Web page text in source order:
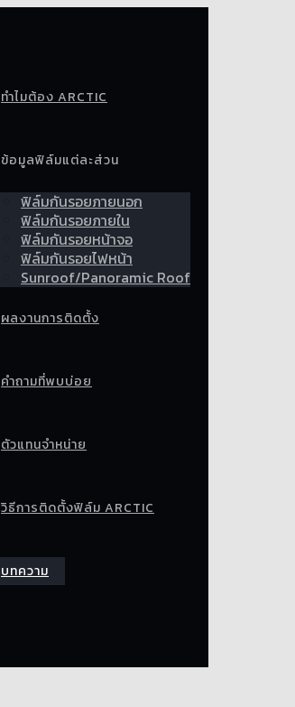
ทำไมต้อง ARCTIC
ข้อมูลฟิล์มแต่ละส่วน
ฟิล์มกันรอยภายนอก
ฟิล์มกันรอยภายใน
ฟิล์มกันรอยหน้าจอ
ฟิล์มกันรอยไฟหน้า
Sunroof/Panoramic Roof
ผลงานการติดตั้ง
คำถามที่พบบ่อย
ตัวแทนจำหน่าย
วิธีการติดตั้งฟิล์ม ARCTIC
บทความ